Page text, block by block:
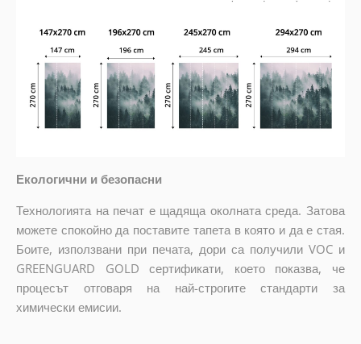
Екологични и безопасни
Технологията на печат е щадяща околната среда. Затова
можете спокойно да поставите тапета в която и да е стая.
Боите, използвани при печата, дори са получили VOC и
GREENGUARD GOLD сертификати, което показва, че
процесът отговаря на най-строгите стандарти за
химически емисии.